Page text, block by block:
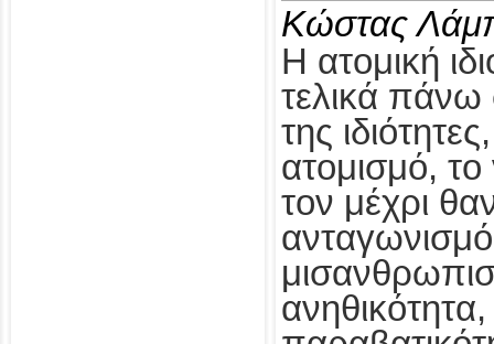
Κώστας
Η ατομική
τελικά πάνω
της
ατομισμό,
τον μέχρι
ανηθικότητα,